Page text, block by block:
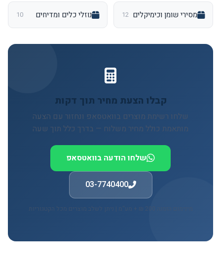
מסירי שומן וכימיקלים 12 נוזלי כלים ומדיחים 10
קבלו הצעת מחיר תוך דקות
שלחו רשימת מוצרים בוואטסאפ ונחזור עם הצעה
מותאמת כולל מחיר משלוח — בדרך כלל תוך שעה
שלחו הודעה בוואטסאפ
03-7740400